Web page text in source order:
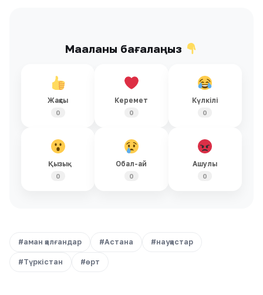
Мақаланы бағалаңыз
Жақсы
0
Керемет
0
Күлкілі
0
Қызық
0
Обал-ай
0
Ашулы
0
#аман қалғандар #Астана #науқастар
#Түркістан #өрт